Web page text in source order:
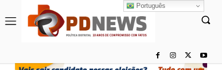
Português